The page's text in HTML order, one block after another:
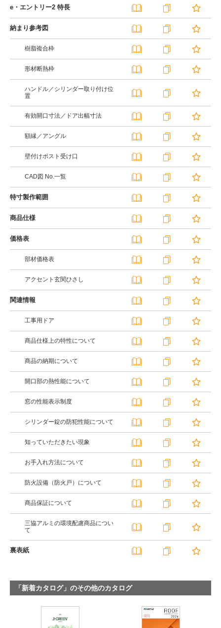
e・エントリー2 特長
納まり参考図
樹脂複合枠
形材断熱枠
ハンドル／シリンダー取り付け位
置
有効開口寸法／ドア出幅寸法
額縁／アングル
壁付けポスト受け口
CAD図 No.一覧
特寸製作範囲
商品仕様
価格表
部材価格表
アクセント玄関ひさし
関連情報
工事用ドア
商品仕様上の特性について
商品の納期について
開口部の熱性能について
窓の性能表示制度
シリンダー錠の防犯性能について
知っていただきたい現象
お手入れ方法について
防火設備（防火戸）について
商品保証について
三協アルミの環境配慮商品につい
て
裏表紙
「新着カタログ」のその他のカタログ